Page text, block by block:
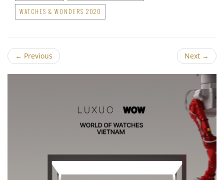
WATCHES & WONDERS 2020
← Previous Next →